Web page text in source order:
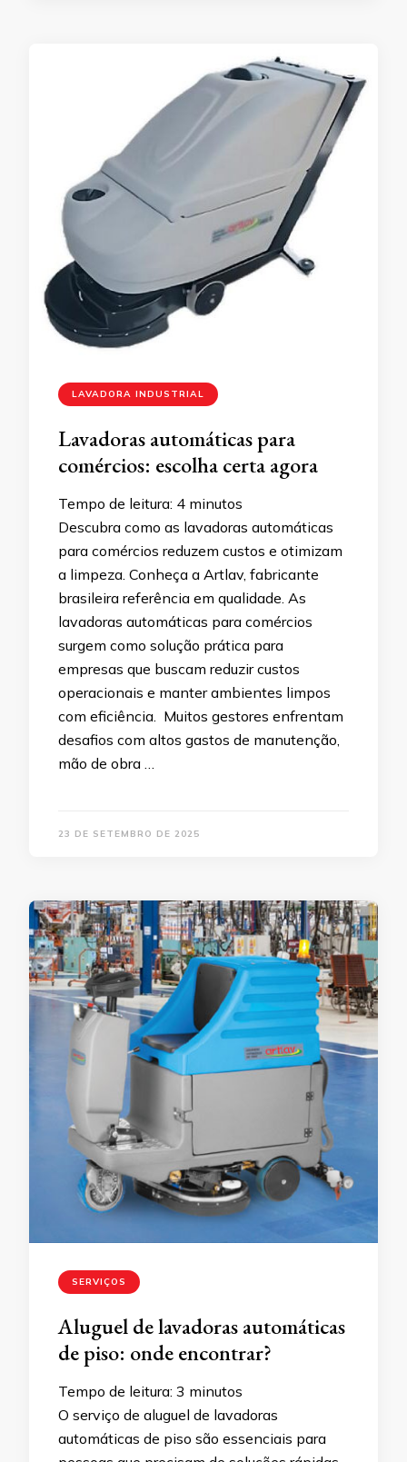
LAVADORA INDUSTRIAL
Lavadoras automáticas para
comércios: escolha certa agora
Tempo de leitura: 4 minutos
Descubra como as lavadoras automáticas
para comércios reduzem custos e otimizam
a limpeza. Conheça a Artlav, fabricante
brasileira referência em qualidade. As
lavadoras automáticas para comércios
surgem como solução prática para
empresas que buscam reduzir custos
operacionais e manter ambientes limpos
com eficiência. Muitos gestores enfrentam
desafios com altos gastos de manutenção,
mão de obra …
23 DE SETEMBRO DE 2025
SERVIÇOS
Aluguel de lavadoras automáticas
de piso: onde encontrar?
Tempo de leitura: 3 minutos
O serviço de aluguel de lavadoras
automáticas de piso são essenciais para